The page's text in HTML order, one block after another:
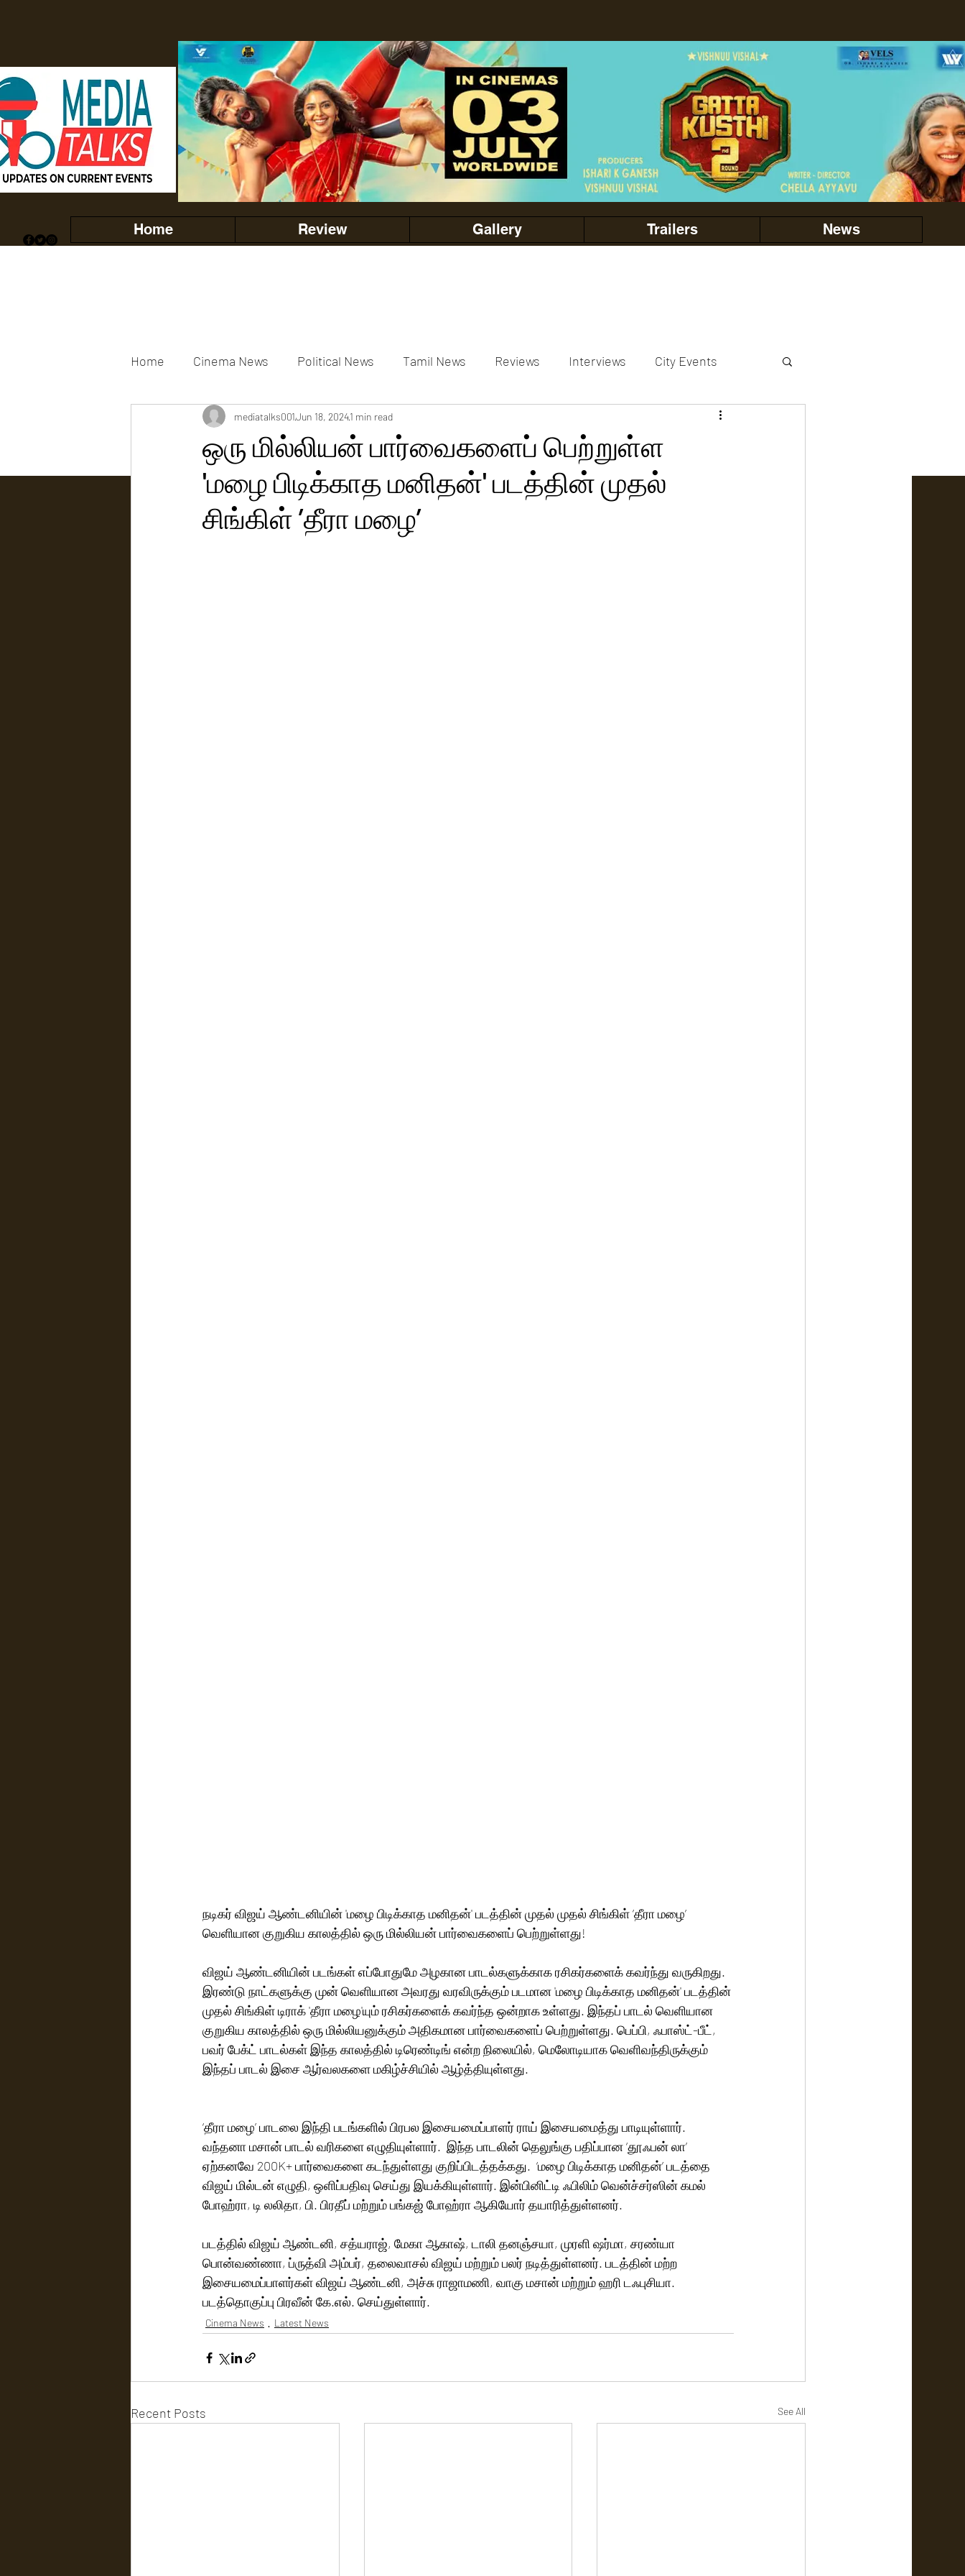
Home Review Gallery Trailers News
Home Cinema News Political News Tamil News Reviews Interviews City Events
Movies Gallery Actress Gallery Events Gallery actors gallery
Tv news
ஒரு மில்லியன் பார்வைகளைப் பெற்றுள்ள
'மழை பிடிக்காத மனிதன்' படத்தின் முதல்
சிங்கிள் ’தீரா மழை’
mediatalks001Jun 18, 20241 min read
நடிகர் விஜய் ஆண்டனியின் 'மழை பிடிக்காத மனிதன்' படத்தின் முதல் முதல் சிங்கிள் ’தீரா மழை’
வெளியான குறுகிய காலத்தில் ஒரு மில்லியன் பார்வைகளைப் பெற்றுள்ளது!
விஜய் ஆண்டனியின் படங்கள் எப்போதுமே அழகான பாடல்களுக்காக ரசிகர்களைக் கவர்ந்து வருகிறது.
இரண்டு நாட்களுக்கு முன் வெளியான அவரது வரவிருக்கும் படமான 'மழை பிடிக்காத மனிதன்' படத்தின்
முதல் சிங்கிள் டிராக் 'தீரா மழை'யும் ரசிகர்களைக் கவர்ந்த ஒன்றாக உள்ளது. இந்தப் பாடல் வெளியான
குறுகிய காலத்தில் ஒரு மில்லியனுக்கும் அதிகமான பார்வைகளைப் பெற்றுள்ளது. பெப்பி, ஃபாஸ்ட்-பீட்,
பவர் பேக்ட் பாடல்கள் இந்த காலத்தில் டிரெண்டிங் என்ற நிலையில், மெலோடியாக வெளிவந்திருக்கும்
இந்தப் பாடல் இசை ஆர்வலகளை மகிழ்ச்சியில் ஆழ்த்தியுள்ளது.
‘தீரா மழை’ பாடலை இந்தி படங்களில் பிரபல இசையமைப்பாளர் ராய் இசையமைத்து பாடியுள்ளார்.
வந்தனா மசான் பாடல் வரிகளை எழுதியுள்ளார்.  இந்த பாடலின் தெலுங்கு பதிப்பான ‘தூஃபன் லா’
ஏற்கனவே 200K+ பார்வைகளை கடந்துள்ளது குறிப்பிடத்தக்கது.  ‘மழை பிடிக்காத மனிதன்’ படத்தை
விஜய் மில்டன் எழுதி, ஒளிப்பதிவு செய்து இயக்கியுள்ளார். இன்பினிட்டி ஃபிலிம் வென்ச்சர்ஸின் கமல்
போஹ்ரா, டி லலிதா, பி. பிரதீப் மற்றும் பங்கஜ் போஹ்ரா ஆகியோர் தயாரித்துள்ளனர்.
படத்தில் விஜய் ஆண்டனி, சத்யராஜ், மேகா ஆகாஷ், டாலி தனஞ்சயா, முரளி ஷர்மா, சரண்யா
பொன்வண்ணா, ப்ருத்வி அம்பர், தலைவாசல் விஜய் மற்றும் பலர் நடித்துள்ளனர். படத்தின் மற்ற
இசையமைப்பாளர்கள் விஜய் ஆண்டனி, அச்சு ராஜாமணி, வாகு மசான் மற்றும் ஹரி டஃபுசியா.
படத்தொகுப்பு பிரவீன் கே.எல். செய்துள்ளார்.
Cinema News Latest News
Recent Posts See All